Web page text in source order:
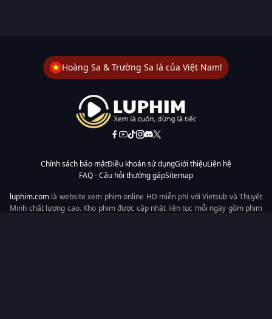
Hoàng Sa & Trường Sa là của Việt Nam!
Chính sách bảo mậtĐiều khoản sử dụngGiới thiệuLiên hệ
FAQ - Câu hỏi thường gặpSitemap
luphim.com là website xem phim online HD miễn phí với Vietsub và Thuyết
Minh chất lượng cao. Kho phim được cập nhật liên tục mỗi ngày gồm phim